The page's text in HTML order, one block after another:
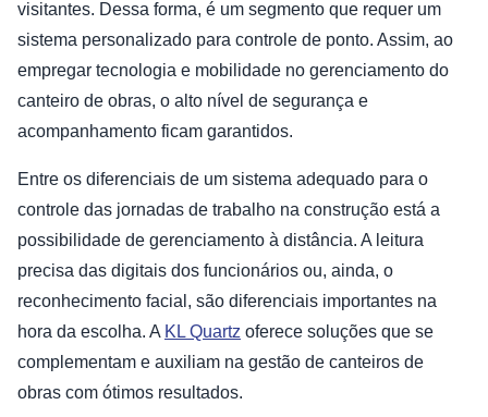
visitantes. Dessa forma, é um segmento que requer um
sistema personalizado para controle de ponto. Assim, ao
empregar tecnologia e mobilidade no gerenciamento do
canteiro de obras, o alto nível de segurança e
acompanhamento ficam garantidos.
Entre os diferenciais de um sistema adequado para o
controle das jornadas de trabalho na construção está a
possibilidade de gerenciamento à distância. A leitura
precisa das digitais dos funcionários ou, ainda, o
reconhecimento facial, são diferenciais importantes na
hora da escolha. A KL Quartz oferece soluções que se
complementam e auxiliam na gestão de canteiros de
obras com ótimos resultados.